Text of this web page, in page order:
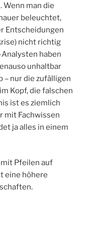
Wenn man die
beleuchtet,
Entscheidungen
nicht richtig
haben
unhaltbar
– nur die zufälligen
Kopf, die falschen
ist es ziemlich
mit Fachwissen
ja alles in einem
mit Pfeilen auf
eine höhere